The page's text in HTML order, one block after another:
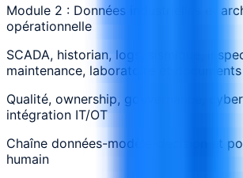
Module 2 : Données industrielles et
opérationnelle
SCADA, historian, logs, sismique,
maintenance, laboratoire et documents
Qualité, ownership, gouvernance,
intégration IT/OT
Chaîne données-modèle-décision et
humain